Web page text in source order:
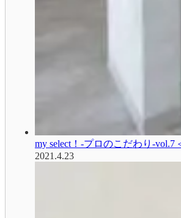
my select！-プロのこだわり-
2021.4.23